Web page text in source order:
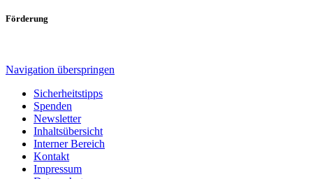
Förderung
Navigation überspringen
Sicherheitstipps
Spenden
Newsletter
Inhaltsübersicht
Interner Bereich
Kontakt
Impressum